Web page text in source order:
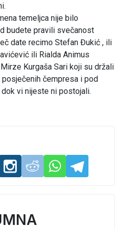
temeljca nije bilo
budete pravili svečanost
date recimo Stefan Đukić , ili
ili Rialda Animus
Kurgaša Sari koji su držali
čempresa i pod
vi nijeste ni postojali.